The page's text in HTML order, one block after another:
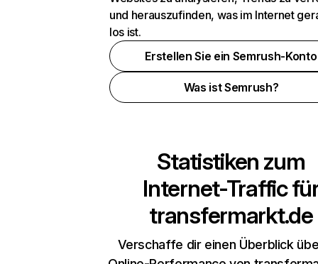
und herauszufinden, was im Internet
los ist.
Erstellen Sie ein Semrush-Konto
Was ist Semrush?
Statistiken zum
Internet-Traffic
transfermarkt.de
Verschaffe dir einen Überblick